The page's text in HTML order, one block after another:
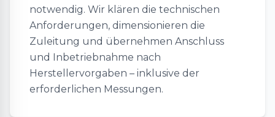
notwendig. Wir klären die technischen
Anforderungen, dimensionieren die
Zuleitung und übernehmen Anschluss
und Inbetriebnahme nach
Herstellervorgaben – inklusive der
erforderlichen Messungen.